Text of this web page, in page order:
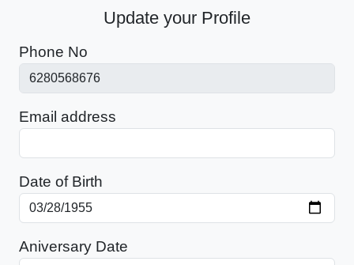
Update your Profile
Phone No
Email address
Date of Birth
Aniversary Date